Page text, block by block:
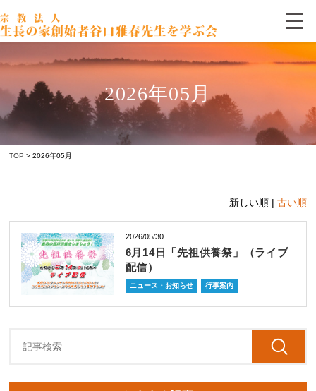
2026年05月
TOP > 2026年05月
新しい順 | 古い順
2026/05/30
6月14日「先祖供養祭」（ライブ
配信）
ニュース・お知らせ 行事案内